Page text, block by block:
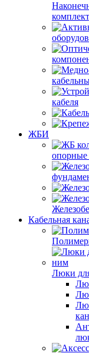
кабеля
ЖБИ
опорные
Кабельная
Люки